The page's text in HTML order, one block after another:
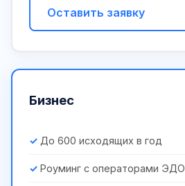
Оставить заявку
Бизнес
До 600 исходящих в год
Роуминг с операторами ЭДО